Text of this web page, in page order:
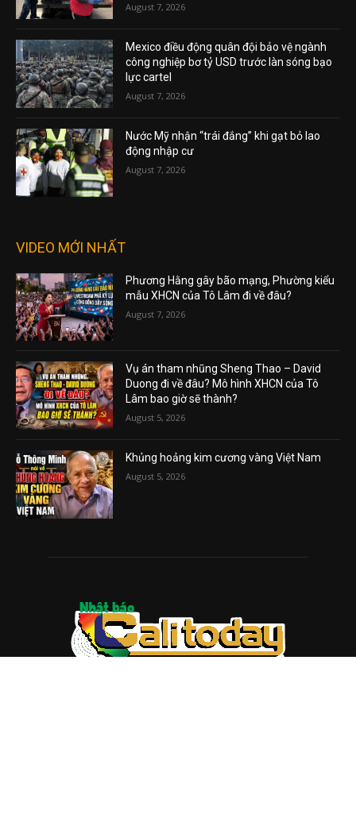
August 7, 2026
Mexico điều động quân đội bảo vệ ngành
công nghiệp bơ tỷ USD trước làn sóng bạo
lực cartel
August 7, 2026
Nước Mỹ nhận “trái đắng” khi gạt bỏ lao
động nhập cư
August 7, 2026
VIDEO MỚI NHẤT
Phương Hằng gây bão mạng, Phường kiểu
mẫu XHCN của Tô Lâm đi về đâu?
August 7, 2026
Vụ án tham nhũng Sheng Thao – David
Duong đi về đâu? Mô hình XHCN của Tô
Lâm bao giờ sẽ thành?
August 5, 2026
Khủng hoảng kim cương vàng Việt Nam
August 5, 2026